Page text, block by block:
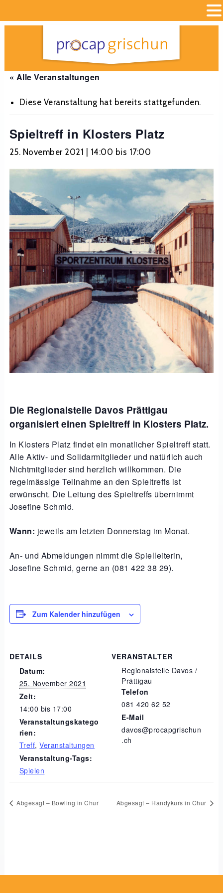
« Alle Veranstaltungen
Diese Veranstaltung hat bereits stattgefunden.
Spieltreff in Klosters Platz
25. November 2021 | 14:00 bis 17:00
Die Regionalstelle Davos Prättigau
organisiert einen Spieltreff in Klosters Platz.
In Klosters Platz findet ein monatlicher Spieltreff statt.
Alle Aktiv- und Solidarmitglieder und natürlich auch
Nichtmitglieder sind herzlich willkommen. Die
regelmässige Teilnahme an den Spieltreffs ist
erwünscht. Die Leitung des Spieltreffs übernimmt
Josefine Schmid.
Wann: jeweils am letzten Donnerstag im Monat.
An- und Abmeldungen nimmt die Spielleiterin,
Josefine Schmid, gerne an (081 422 38 29).
Zum Kalender hinzufügen
DETAILS
Datum:
25. November 2021
Zeit:
14:00 bis 17:00
Veranstaltungskatego
rien:
Treff,Veranstaltungen
Veranstaltung-Tags:
Spielen
VERANSTALTER
Regionalstelle Davos /
Prättigau
Telefon
081 420 62 52
E-Mail
davos@procapgrischun
.ch
Abgesagt – Bowling in Chur Abgesagt – Handykurs in Chur